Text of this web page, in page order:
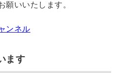
願いいたします。
ンネル
ます